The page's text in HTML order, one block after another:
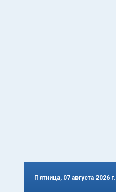
Пятница, 07 августа 2026 г.